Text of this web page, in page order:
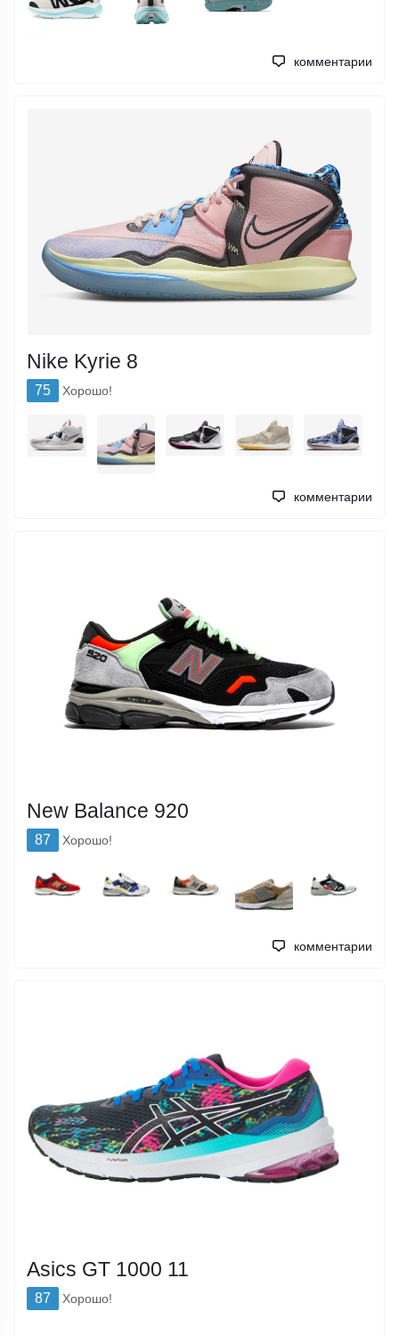
комментарии
Nike Kyrie 8
75 Хорошо!
комментарии
New Balance 920
87 Хорошо!
комментарии
Asics GT 1000 11
87 Хорошо!